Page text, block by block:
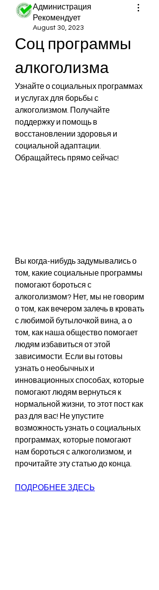
Администрация
Рекомендует
August 30, 2023
Соц программы
алкоголизма
Узнайте о социальных программах
и услугах для борьбы с
алкоголизмом. Получайте
поддержку и помощь в
восстановлении здоровья и
социальной адаптации.
Обращайтесь прямо сейчас!
Вы когда-нибудь задумывались о
том, какие социальные программы
помогают бороться с
алкоголизмом? Нет, мы не говорим
о том, как вечером залечь в кровать
с любимой бутылочкой вина, а о
том, как наша общество помогает
людям избавиться от этой
зависимости. Если вы готовы
узнать о необычных и
инновационных способах, которые
помогают людям вернуться к
нормальной жизни, то этот пост как
раз для вас! Не упустите
возможность узнать о социальных
программах, которые помогают
нам бороться с алкоголизмом, и
прочитайте эту статью до конца.
ПОДРОБНЕЕ ЗДЕСЬ